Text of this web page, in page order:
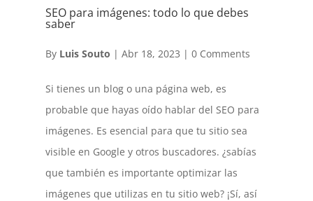
SEO para imágenes: todo lo que debes
saber
By Luis Souto | Abr 18, 2023 | 0 Comments
Si tienes un blog o una página web, es
probable que hayas oído hablar del SEO para
imágenes. Es esencial para que tu sitio sea
visible en Google y otros buscadores. ¿sabías
que también es importante optimizar las
imágenes que utilizas en tu sitio web? ¡Sí, así